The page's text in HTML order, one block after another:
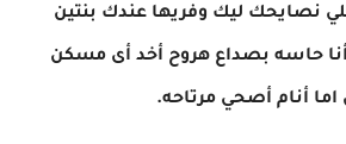
نصايحك ليك وفريها عندك بنتين
حاسه بصداع هروح أخد أى مسكن
أنام أصحي مرتاحه.